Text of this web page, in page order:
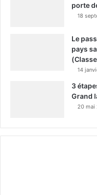
porte
18
Le
pays
14
3
Grand
20 mai